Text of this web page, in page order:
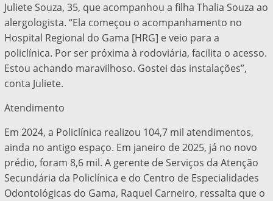
Juliete Souza, 35, que acompanhou a filha Thalia Souza ao
alergologista. “Ela começou o acompanhamento no
Hospital Regional do Gama [HRG] e veio para a
policlínica. Por ser próxima à rodoviária, facilita o acesso.
Estou achando maravilhoso. Gostei das instalações”,
conta Juliete.
Atendimento
Em 2024, a Policlínica realizou 104,7 mil atendimentos,
ainda no antigo espaço. Em janeiro de 2025, já no novo
prédio, foram 8,6 mil. A gerente de Serviços da Atenção
Secundária da Policlínica e do Centro de Especialidades
Odontológicas do Gama, Raquel Carneiro, ressalta que o